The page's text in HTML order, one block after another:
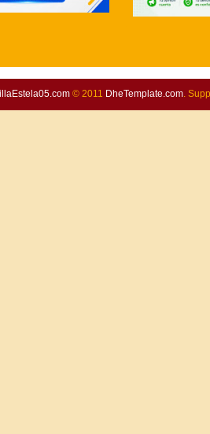
© 2011 DheTemplate.com.